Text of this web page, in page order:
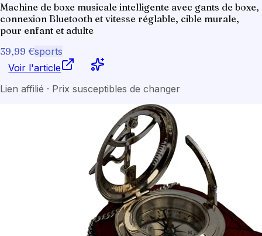
Machine de boxe musicale intelligente avec gants de boxe,
connexion Bluetooth et vitesse réglable, cible murale,
pour enfant et adulte
39,99 €sports
Voir l'article
Lien affilié · Prix susceptibles de changer